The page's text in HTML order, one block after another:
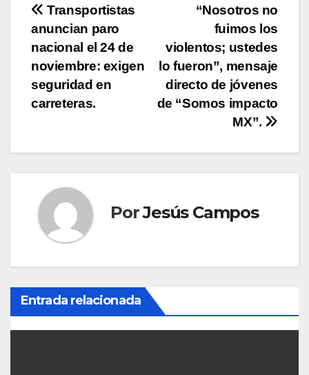
N
a
v
e
a
ó
n
d
e
“Nosotros no
fuimos los
violentos; ustedes
lo fueron”, mensaje
directo de jóvenes
de “Somos impacto
MX”.
Transportistas
anuncian paro
nacional el 24 de
noviembre: exigen
seguridad en
carreteras.
PorJesús Campos
Entrada relacionada